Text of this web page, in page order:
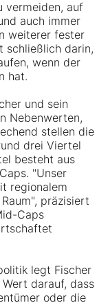
vermeiden, auf
auch immer
weiterer fester
schließlich darin,
wenn der
hat.
und sein
Nebenwerten,
stellen die
drei Viertel
besteht aus
"Unser
regionalem
präzisiert
Caps
legt Fischer
darauf, dass
oder die